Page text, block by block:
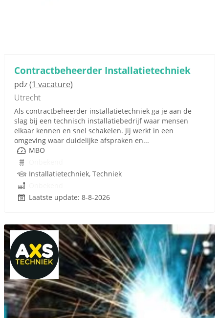
Contractbeheerder Installatietechniek
pdz(1 vacature)
Utrecht
Als contractbeheerder installatietechniek ga je aan de
slag bij een technisch installatiebedrijf waar mensen
elkaar kennen en snel schakelen. Jij werkt in een
omgeving waar duidelijke afspraken en...
MBO
Installatietechniek, Techniek
Laatste update: 8-8-2026